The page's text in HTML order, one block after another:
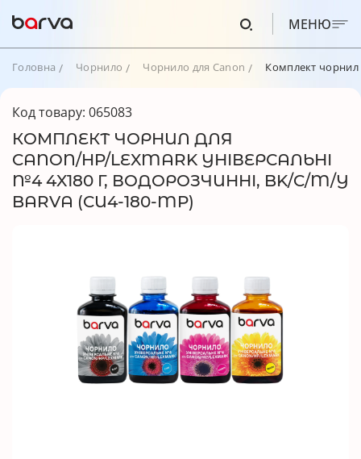
МЕНЮ
Головна Чорнило Чорнило для Canon Комплект чорнил
Код товару: 065083
КОМПЛЕКТ ЧОРНИЛ ДЛЯ
CANON/HP/LEXMARK УНІВЕРСАЛЬНІ
№4 4X180 Г, ВОДОРОЗЧИННІ, BK/C/M/Y
BARVA (CU4-180-MP)